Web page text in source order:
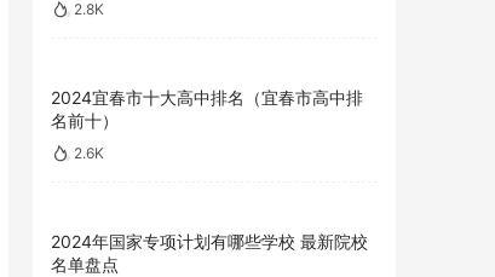
2.8K
2024宜春市十大高中排名（宜春市高中排
名前十）
2.6K
2024年国家专项计划有哪些学校 最新院校
名单盘点